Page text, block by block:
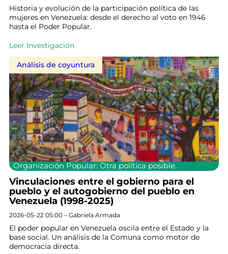
Historia y evolución de la participación política de las
mujeres en Venezuela: desde el derecho al voto en 1946
hasta el Poder Popular.
Leer Investigación
Análisis de coyuntura
Organización Popular: Otra política posible.
Vinculaciones entre el gobierno para el
pueblo y el autogobierno del pueblo en
Venezuela (1998-2025)
2026-05-22 05:00 – Gabriela Armada
El poder popular en Venezuela oscila entre el Estado y la
base social. Un análisis de la Comuna como motor de
democracia directa.